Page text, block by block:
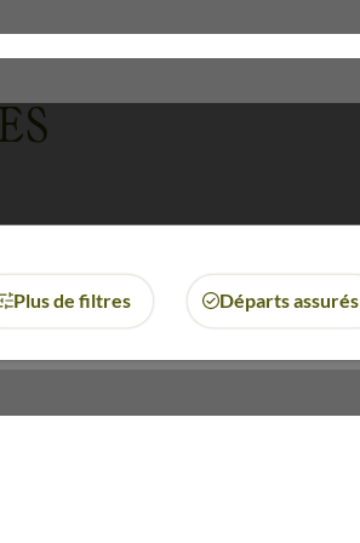
enIndochine,Hanoi
un guide, à vélo. Saigon
le pays. Les confins
des groupes qui ont
Plus de filtres Départs assurés